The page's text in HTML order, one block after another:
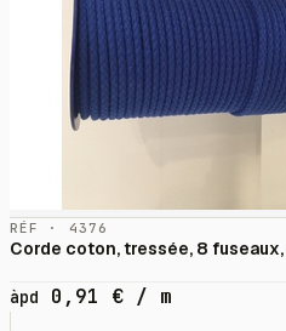
RÉF · 4376
Corde coton, tressée, 8
àpd 0,91 € / m